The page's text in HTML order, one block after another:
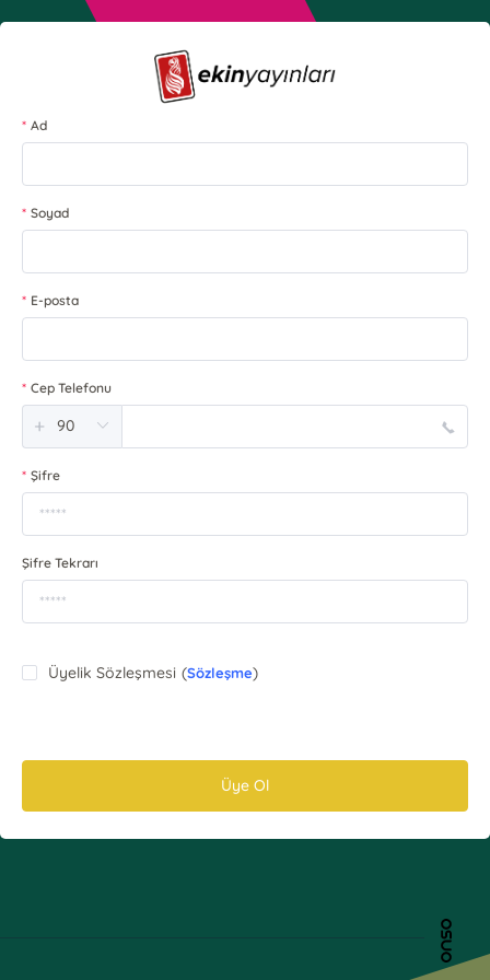
Ad
Soyad
E-posta
Cep Telefonu
+
Şifre
Şifre Tekrarı
Üyelik Sözleşmesi (Sözleşme)
Üye Ol